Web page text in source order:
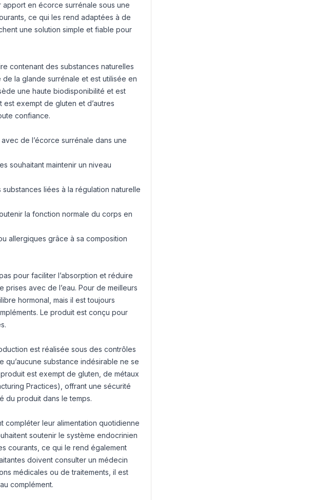
en écorce surrénale sous une
ce qui les rend adaptées à de
une solution simple et fiable pour
contenant des substances naturelles
la glande surrénale et est utilisée en
une haute biodisponibilité et est
exempt de gluten et d’autres
confiance.
de l’écorce surrénale dans une
souhaitant maintenir un niveau
liées à la régulation naturelle
la fonction normale du corps en
allergiques grâce à sa composition
pour faciliter l’absorption et réduire
avec de l’eau. Pour de meilleurs
hormonal, mais il est toujours
Le produit est conçu pour
est réalisée sous des contrôles
qu’aucune substance indésirable ne se
est exempt de gluten, de métaux
Practices), offrant une sécurité
du produit dans le temps.
compléter leur alimentation quotidienne
soutenir le système endocrinien
courants, ce qui le rend également
doivent consulter un médecin
médicales ou de traitements, il est
complément.